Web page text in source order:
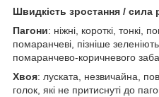
Швидкість зростання / сила
Пагони: ніжні, короткі, тонкі,
помаранчеві, пізніше
помаранчево-коричневого
Хвоя: луската, незвичайна,
голок, які не притиснуті до